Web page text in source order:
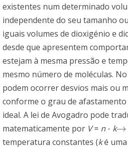
existentes num determinado
independente do seu tamanho
iguais volumes de dioxigénio e
desde que apresentem
estejam à mesma pressão e
mesmo número de moléculas.
podem ocorrer desvios mais ou
conforme o grau de afastamento
ideal. A lei de Avogadro pode
matematicamente por V= n ⋅⋅ k→
→
temperatura constantes (ké uma